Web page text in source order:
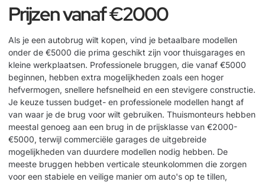
Prijzen vanaf €2000
Als je een autobrug wilt kopen, vind je betaalbare modellen
onder de €5000 die prima geschikt zijn voor thuisgarages en
kleine werkplaatsen. Professionele bruggen, die vanaf €5000
beginnen, hebben extra mogelijkheden zoals een hoger
hefvermogen, snellere hefsnelheid en een stevigere constructie.
Je keuze tussen budget- en professionele modellen hangt af
van waar je de brug voor wilt gebruiken. Thuismonteurs hebben
meestal genoeg aan een brug in de prijsklasse van €2000-
€5000, terwijl commerciële garages de uitgebreide
mogelijkheden van duurdere modellen nodig hebben. De
meeste bruggen hebben verticale steunkolommen die zorgen
voor een stabiele en veilige manier om auto's op te tillen,